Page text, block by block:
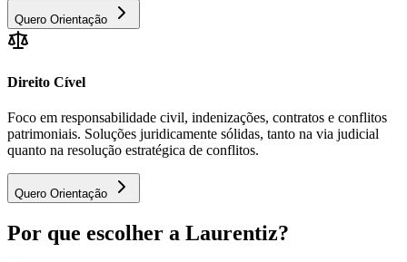
Quero Orientação
Direito Cível
Foco em responsabilidade civil, indenizações, contratos e conflitos
patrimoniais. Soluções juridicamente sólidas, tanto na via judicial
quanto na resolução estratégica de conflitos.
Quero Orientação
Por que escolher a Laurentiz?